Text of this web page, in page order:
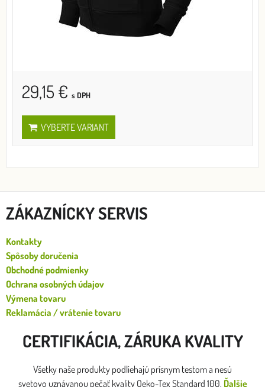
29,15 € s DPH
VYBERTE VARIANT
ZÁKAZNÍCKY SERVIS
Kontakty
Spôsoby doručenia
Obchodné podmienky
Ochrana osobných údajov
Výmena tovaru
Reklamácia / vrátenie tovaru
CERTIFIKÁCIA, ZÁRUKA KVALITY
Všetky naše produkty podliehajú prísnym testom a nesú
svetovo uznávanou pečať kvality Oeko-Tex Standard 100. Ďalšie